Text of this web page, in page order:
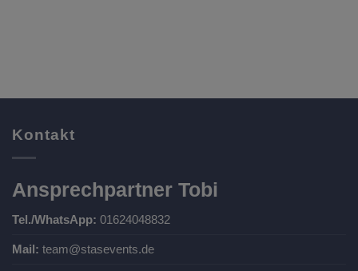
Kontakt
Ansprechpartner Tobi
Tel./WhatsApp: 01624048832
Mail: team@stasevents.de